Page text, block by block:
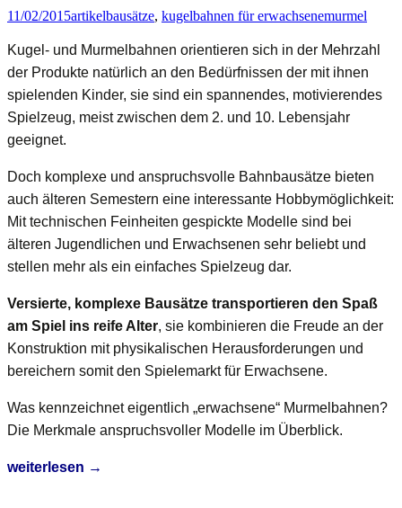
Erfahrung
11/02/2015artikelbausätze, kugelbahnen für erwachsenemurmel
Kugel- und Murmelbahnen orientieren sich in der Mehrzahl
der Produkte natürlich an den Bedürfnissen der mit ihnen
spielenden Kinder, sie sind ein spannendes, motivierendes
Spielzeug, meist zwischen dem 2. und 10. Lebensjahr
geeignet.
Doch komplexe und anspruchsvolle Bahnbausätze bieten
auch älteren Semestern eine interessante Hobbymöglichkeit:
Mit technischen Feinheiten gespickte Modelle sind bei
älteren Jugendlichen und Erwachsenen sehr beliebt und
stellen mehr als ein einfaches Spielzeug dar.
Versierte, komplexe Bausätze transportieren den Spaß
am Spiel ins reife Alter, sie kombinieren die Freude an der
Konstruktion mit physikalischen Herausforderungen und
bereichern somit den Spielemarkt für Erwachsene.
Was kennzeichnet eigentlich „erwachsene“ Murmelbahnen?
Die Merkmale anspruchsvoller Modelle im Überblick.
Kugelbahn
weiterlesen →